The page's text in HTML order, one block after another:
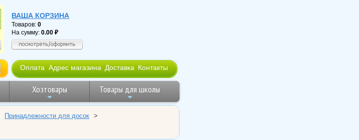
ВАША КОРЗИНА
Товаров:0
На сумму:0.00
Оплата Адрес магазина Доставка Контакты
Хозтовары Товары для школы
Принадлежности для досок
>